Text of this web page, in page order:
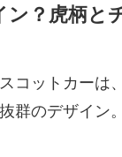
ン？虎柄と
コットカーは
群のデザイン